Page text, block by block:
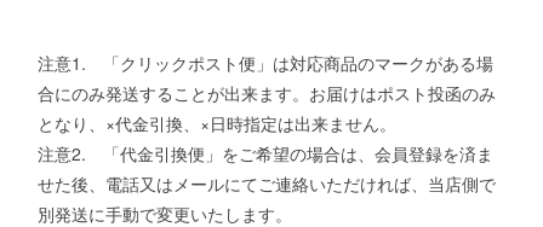
注意1. 「クリックポスト便」は対応商品のマークがある場
合にのみ発送することが出来ます。お届けはポスト投函のみ
となり、×代金引換、×日時指定は出来ません。
注意2. 「代金引換便」をご希望の場合は、会員登録を済ま
せた後、電話又はメールにてご連絡いただければ、当店側で
別発送に手動で変更いたします。